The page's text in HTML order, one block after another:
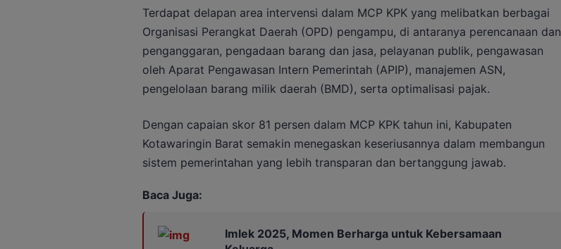
Terdapat delapan area intervensi dalam MCP KPK yang melibatkan berbagai
Organisasi Perangkat Daerah (OPD) pengampu, di antaranya perencanaan dan
penganggaran, pengadaan barang dan jasa, pelayanan publik, pengawasan
oleh Aparat Pengawasan Intern Pemerintah (APIP), manajemen ASN,
pengelolaan barang milik daerah (BMD), serta optimalisasi pajak.
Dengan capaian skor 81 persen dalam MCP KPK tahun ini, Kabupaten
Kotawaringin Barat semakin menegaskan keseriusannya dalam membangun
sistem pemerintahan yang lebih transparan dan bertanggung jawab.
Baca Juga:
Imlek 2025, Momen Berharga untuk Kebersamaan